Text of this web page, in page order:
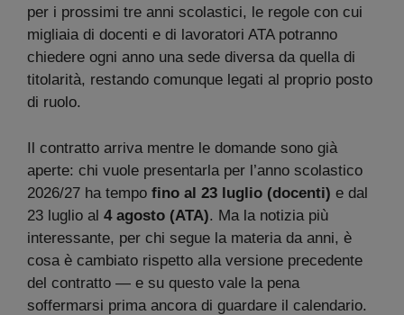
per i prossimi tre anni scolastici, le regole con cui
migliaia di docenti e di lavoratori ATA potranno
chiedere ogni anno una sede diversa da quella di
titolarità, restando comunque legati al proprio posto
di ruolo.
Il contratto arriva mentre le domande sono già
aperte: chi vuole presentarla per l’anno scolastico
2026/27 ha tempo fino al 23 luglio (docenti) e dal
23 luglio al 4 agosto (ATA). Ma la notizia più
interessante, per chi segue la materia da anni, è
cosa è cambiato rispetto alla versione precedente
del contratto — e su questo vale la pena
soffermarsi prima ancora di guardare il calendario.